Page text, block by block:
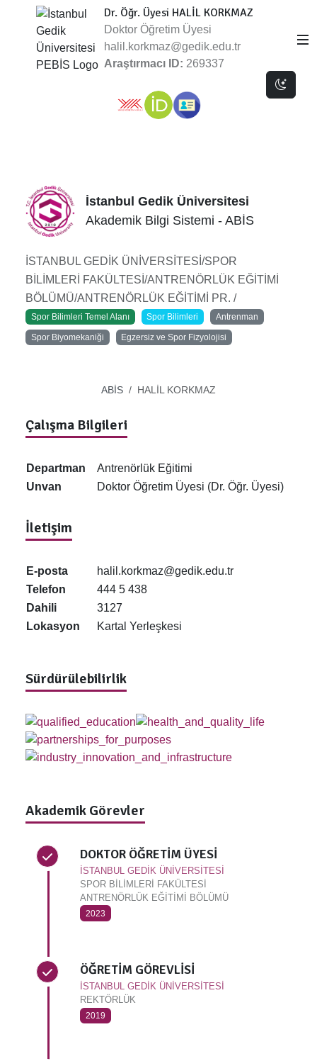
Dark
Dr. Öğr. Üyesi HALİL KORKMAZ
Doktor Öğretim Üyesi
halil.korkmaz@gedik.edu.tr
Araştırmacı ID: 269337
İstanbul Gedik Üniversitesi
Akademik Bilgi Sistemi - ABİS
İSTANBUL GEDİK ÜNİVERSİTESİ/SPOR
BİLİMLERİ FAKÜLTESİ/ANTRENÖRLÜK EĞİTİMİ
BÖLÜMÜ/ANTRENÖRLÜK EĞİTİMİ PR. /
Spor Bilimleri Temel Alanı Spor Bilimleri Antrenman
Spor Biyomekaniği Egzersiz ve Spor Fizyolojisi
ABİS HALİL KORKMAZ
Çalışma Bilgileri
Departman
Antrenörlük Eğitimi
Unvan
Doktor Öğretim Üyesi (Dr. Öğr. Üyesi)
İletişim
E-posta
halil.korkmaz@gedik.edu.tr
Telefon
444 5 438
Dahili
3127
Lokasyon
Kartal Yerleşkesi
Sürdürülebilirlik
Akademik Görevler
DOKTOR ÖĞRETİM ÜYESİ
İSTANBUL GEDİK ÜNİVERSİTESİ
SPOR BİLİMLERİ FAKÜLTESİ
ANTRENÖRLÜK EĞİTİMİ BÖLÜMÜ
2023
ÖĞRETİM GÖREVLİSİ
İSTANBUL GEDİK ÜNİVERSİTESİ
REKTÖRLÜK
2019